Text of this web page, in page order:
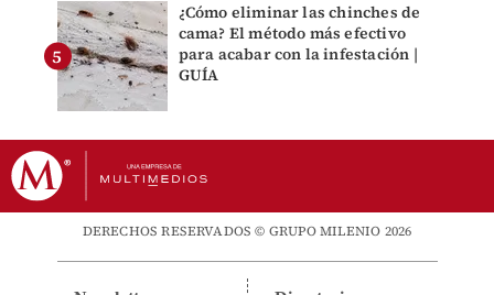
¿Cómo eliminar las chinches de
cama? El método más efectivo
para acabar con la infestación |
GUÍA
DERECHOS RESERVADOS © GRUPO MILENIO 2026